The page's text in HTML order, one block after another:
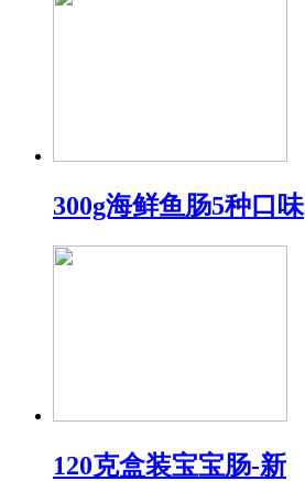
300g海鲜鱼肠5种口味
120克盒装宝宝肠-新